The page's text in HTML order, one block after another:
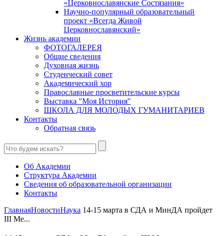
«Церковнославянские Состязания»
Научно-популярный образовательный
проект «Всегда Живой
Церковнославянский»
Жизнь академии
ФОТОГАЛЕРЕЯ
Общие сведения
Духовная жизнь
Студенческий совет
Академический хор
Православные просветительские курсы
Выставка "Моя История"
ШКОЛА ДЛЯ МОЛОДЫХ ГУМАНИТАРИЕВ
Контакты
Обратная связь
Об Академии
Структура Академии
Сведения об образовательной организации
Контакты
ГлавнаяНовостиНаука 14-15 марта в СДА и МинДА пройдет
III Ме...